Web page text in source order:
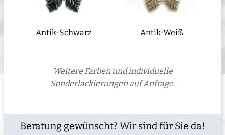
Antik-Schwarz Antik-Weiß
Weitere Farben und individuelle
Sonderlackierungen auf Anfrage.
Beratung gewünscht? Wir sind für Sie da!